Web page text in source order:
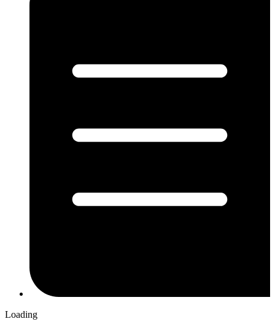
Loading